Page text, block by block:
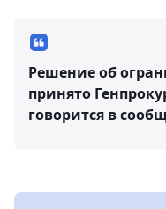
Решение об
принято
говорится в